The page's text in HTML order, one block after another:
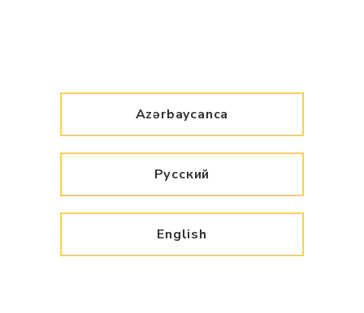
Azərbaycanca
Русский
English